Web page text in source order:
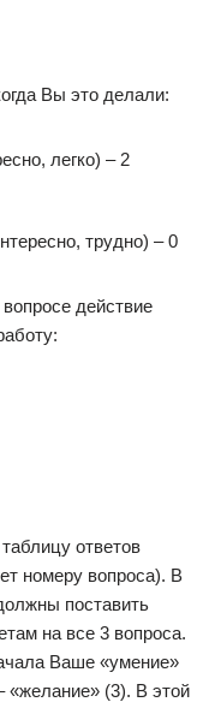
Вы это делали:
легко) – 2
трудно) – 0
действие
ответов
номеру вопроса). В
поставить
на все 3 вопроса.
Ваше «умение»
«желание» (3). В этой